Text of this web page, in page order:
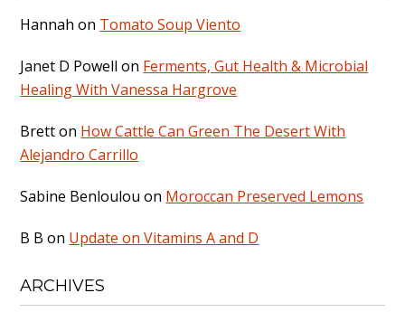
Hannah on Tomato Soup Viento
Janet D Powell on Ferments, Gut Health & Microbial
Healing With Vanessa Hargrove
Bretton How Cattle Can Green The Desert With
Alejandro Carrillo
Sabine Benloulou on Moroccan Preserved Lemons
B B on Update on Vitamins A and D
ARCHIVES